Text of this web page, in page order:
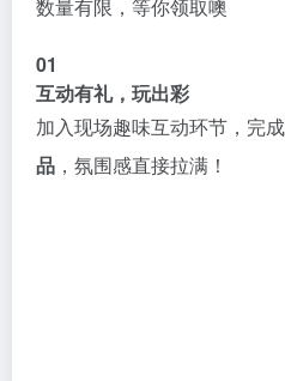
数量有限，等你领取噢
01
互动有礼，玩出彩
加入现场趣味互动环节，完
品 ，氛围感直接拉满！